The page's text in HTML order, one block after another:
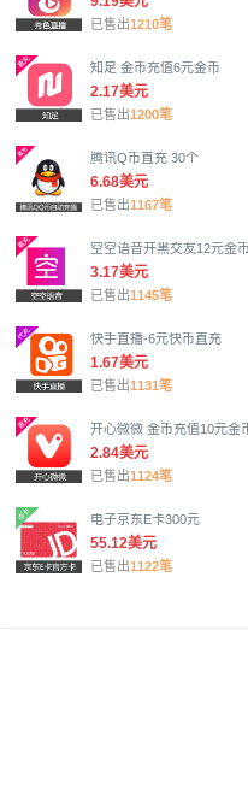
已售出1210笔
知足 金币充值6元金币
2.17美元
已售出1200笔
腾讯Q币直充 30个
6.68美元
已售出1167笔
空空语音开黑交友12元金币
3.17美元
已售出1145笔
快手直播-6元快币直充
1.67美元
已售出1131笔
开心微微 金币充值10元金
2.84美元
已售出1124笔
电子京东E卡300元
55.12美元
已售出1122笔